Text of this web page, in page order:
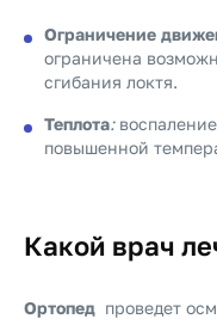
Ограничение
ограничена
сгибания локтя.
Теплота:
повышенной
Какой врач
Ортопед проведет